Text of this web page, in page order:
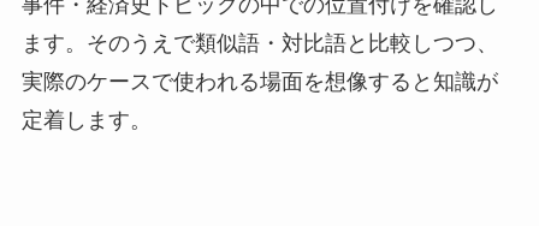
ます。そのうえで類似語・対比語と比較しつつ、
実際のケースで使われる場面を想像すると知識が
定着します。